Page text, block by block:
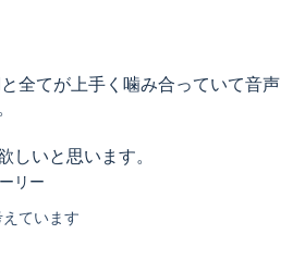
全てが上手く噛み合っていて音声
しいと思います。